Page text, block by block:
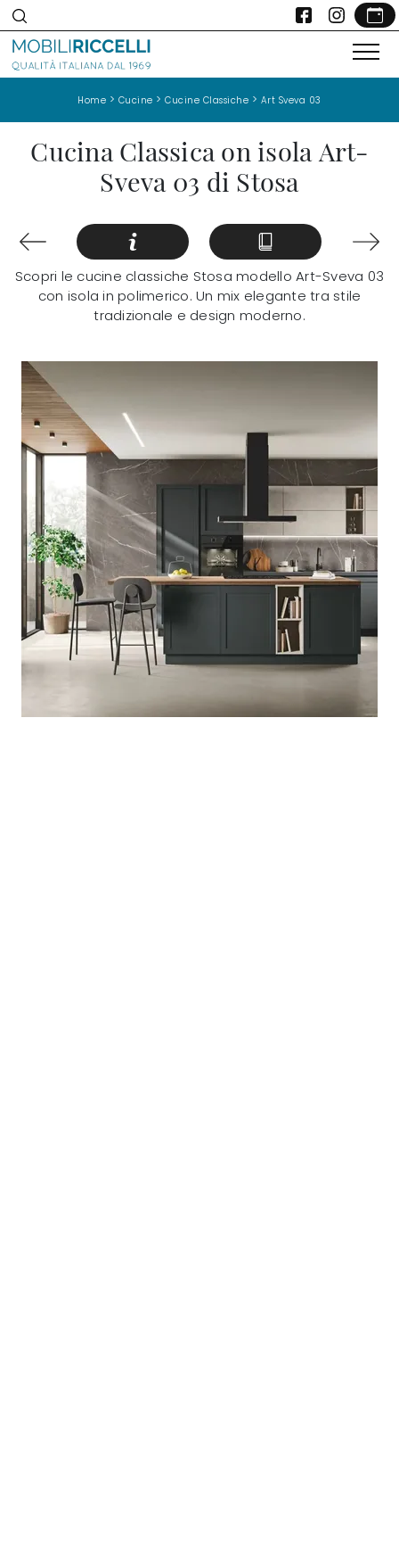
Home > Cucine >Cucine Classiche > Art Sveva 03
Cucina Classica on isola Art-
Sveva 03 di Stosa
Scopri le cucine classiche Stosa modello Art-Sveva 03
con isola in polimerico. Un mix elegante tra stile
tradizionale e design moderno.